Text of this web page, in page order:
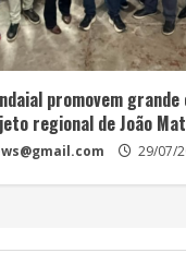
promovem
regional de João
29/07/